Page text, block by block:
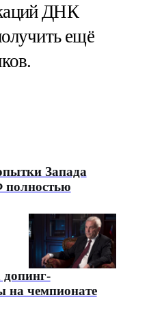
ДНК
ещё
Запада
полностью
допинг-
на чемпионате